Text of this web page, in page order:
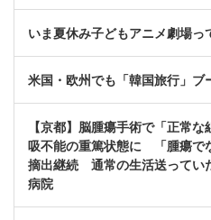
いま夏休み子どもアニメ劇場っ
米国・欧州でも「韓国旅行」ブ
【京都】脳腫瘍手術で「正常
吸不能の重篤状態に 「腫瘍で
摘出継続 通常の生活送って
病院